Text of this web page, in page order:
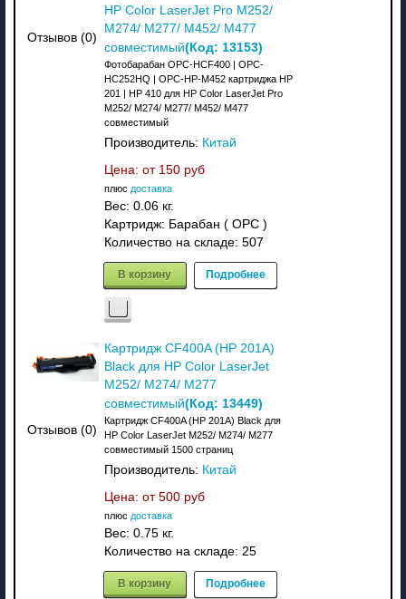
Отзывов (0)
HP Color LaserJet Pro M252/
M274/ M277/ M452/ M477
совместимый(Код: 13153)
Фотобарабан OPC-HCF400 | OPC-
HC252HQ | OPC-HP-M452 картриджа HP
201 | HP 410 для HP Color LaserJet Pro
M252/ M274/ M277/ M452/ M477
совместимый
Производитель: Китай
Цена: от 150 руб
плюс доставка
Вес: 0.06 кг.
Картридж: Барабан ( OPC )
Количество на складе: 507
В корзину Подробнее
Отзывов (0)
Картридж CF400A (HP 201A)
Black для HP Color LaserJet
M252/ M274/ M277
совместимый(Код: 13449)
Картридж CF400A (HP 201A) Black для
HP Color LaserJet M252/ M274/ M277
совместимый 1500 страниц
Производитель: Китай
Цена: от 500 руб
плюс доставка
Вес: 0.75 кг.
Количество на складе: 25
В корзину Подробнее